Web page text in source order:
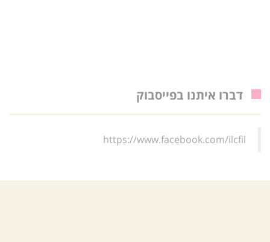
דברו איתנו בפייסבוק
https://www.facebook.com/ilcfil